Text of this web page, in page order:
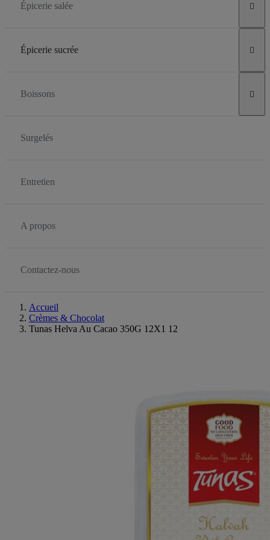
Épicerie salée 
Épicerie sucrée 
Boissons 
Surgelés
Entretien
A propos
Contactez-nous
Accueil
Crèmes & Chocolat
Tunas Helva Au Cacao 350G 12X1 12